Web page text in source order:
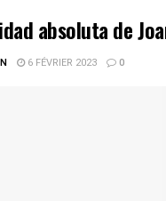
absoluta de
6 FÉVRIER 2023 0